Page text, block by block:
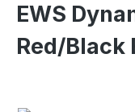
EWS
Red/Black